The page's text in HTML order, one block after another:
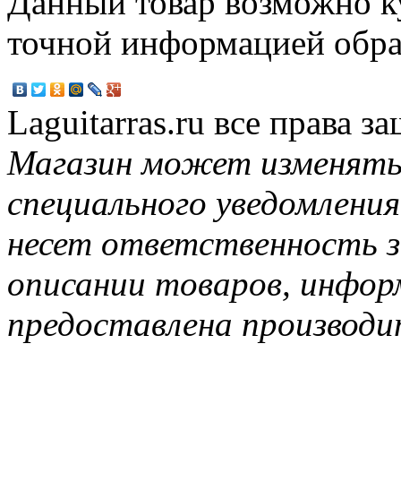
точной информацией
Laguitarras.ru все права
Магазин может
специального
несет ответственность
описании товаров,
предоставлена